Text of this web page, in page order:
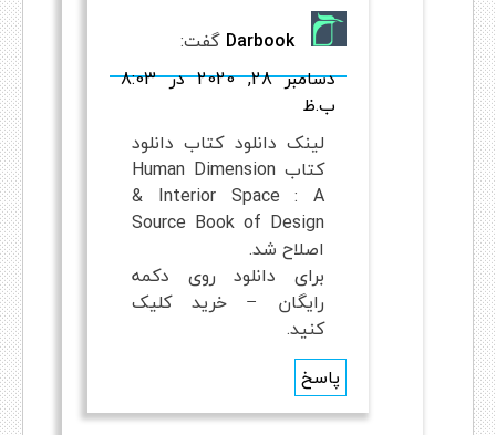
Darbook گفت:
دسامبر 28, 2020 در 8:03
ب.ظ
لینک دانلود کتاب دانلود
کتاب Human Dimension
& Interior Space : A
Source Book of Design
اصلاح شد.
برای دانلود روی دکمه
رایگان – خرید کلیک
کنید.
پاسخ